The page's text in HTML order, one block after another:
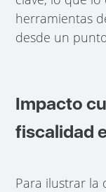
herramientas
desde un
Impacto
fiscalidad
Para ilustrar la